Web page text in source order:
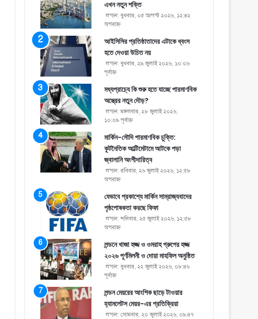
এখন নতুন শক্তি
লন্ডন: বুধবার, ০৫ আগস্ট ২০২৬, ১২:৪২
অপরাহ্ণ
আইসিসির প্রতিষ্ঠাতাদের এটাকে ধ্বংস
হতে দেওয়া উচিত নয়
লন্ডন: বুধবার, ২৯ জুলাই ২০২৬, ১০:০৬
পূর্বাহ্ণ
মধ্যপ্রাচ্যে কি শুরু হতে যাচ্ছে পারমাণবিক
অস্ত্রের নতুন দৌড়?
লন্ডন: মঙ্গলবার, ২৮ জুলাই ২০২৬,
১০:০৯ পূর্বাহ্ণ
মার্কিন-সৌদি পারমাণবিক চুক্তি:
কূটনৈতিক আল্টিমেটামে আটকে পড়া
জ্বালানি অংশীদারিত্ব
লন্ডন: রবিবার, ২৬ জুলাই ২০২৬, ১২:৫৮
অপরাহ্ণ
যেভাবে প্রকাশ্যে মার্কিন সাম্রাজ্যবাদের
পৃষ্ঠপোষকতা করছে ফিফা
লন্ডন: শনিবার, ২৫ জুলাই ২০২৬, ১২:৫৮
অপরাহ্ণ
লন্ডনে খাজা হজ্জ ও ওমরাহ গ্রুপের হজ্জ
২০২৬ পূর্ণমিলনী ও দোয়া মাহফিল অনুষ্ঠিত
লন্ডন: বুধবার, ২২ জুলাই ২০২৬, ০৮:৪৬
পূর্বাহ্ণ
লন্ডন মেয়রের আংশিক ছাড়ে টাওয়ার
হ্যামলেটস মেয়র-এর প্রতিক্রিয়া
লন্ডন: সোমবার, ২০ জুলাই ২০২৬, ০৯:৪৭